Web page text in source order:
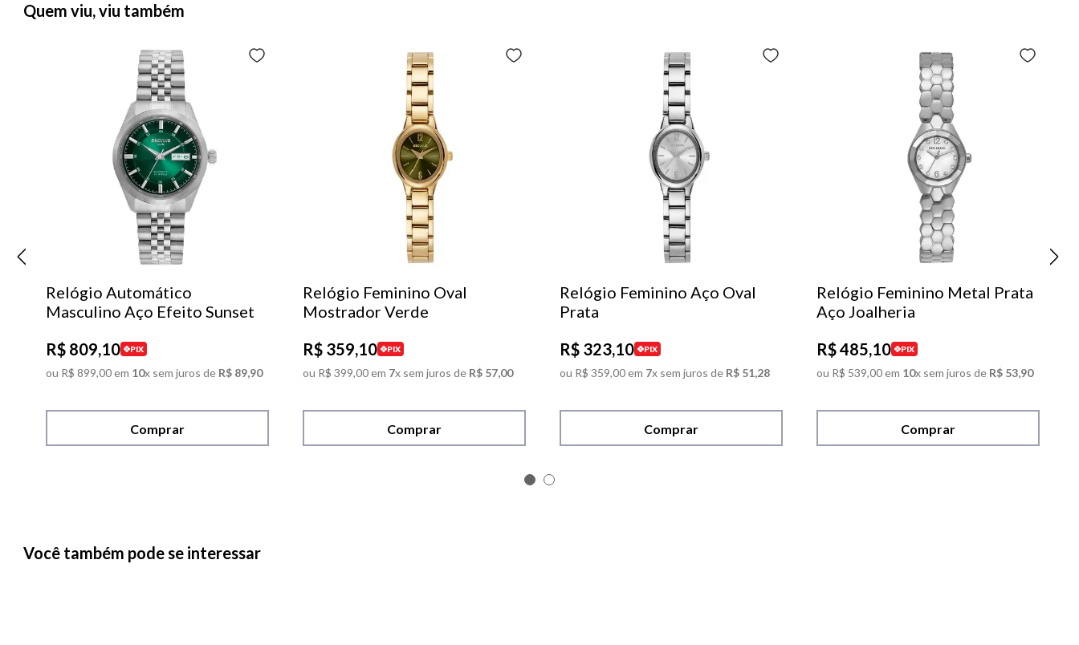
Quem viu, viu também
Relógio Automático
Masculino Aço Efeito Sunset
R$ 809,10 PIX
ou R$ 899,00em 10x sem juros de R$ 89,90
Comprar
Relógio Feminino Oval
Mostrador Verde
R$ 359,10 PIX
ou R$ 399,00em 7x sem juros de R$ 57,00
Comprar
Relógio Feminino Aço Oval
Prata
R$ 323,10 PIX
ou R$ 359,00em 7x sem juros de R$ 51,28
Comprar
Relógio Feminino Metal Prata
Aço Joalheria
R$485,10 PIX
ou R$ 539,00em 10x sem juros de R$ 53,90
Comprar
Você também pode se interessar